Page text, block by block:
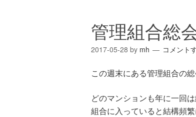
管理組合総
2017-05-28 by mh コメント
この週末にある管理組合の総
どのマンションも年に一回
組合に入っていると結構頻